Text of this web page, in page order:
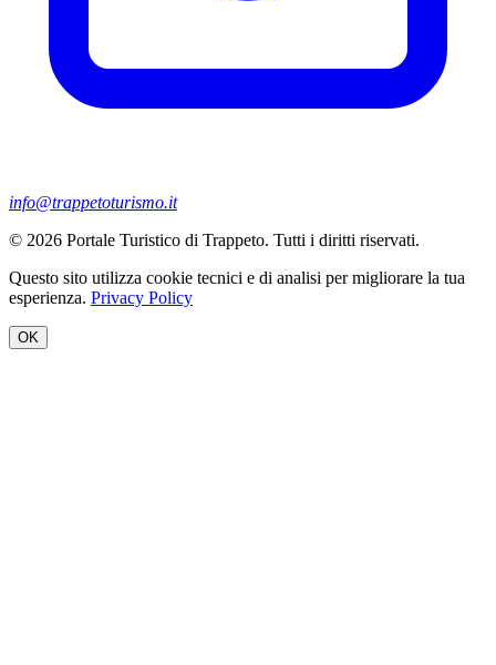
info@trappetoturismo.it
© 2026 Portale Turistico di Trappeto. Tutti i diritti riservati.
Questo sito utilizza cookie tecnici e di analisi per migliorare la tua
esperienza. Privacy Policy
OK